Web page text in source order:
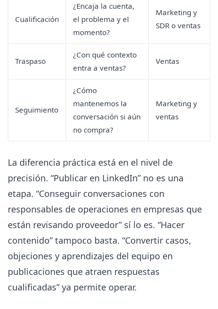
Cualificación
¿Encaja la cuenta,
el problema y el
momento?
Marketing y
SDR o ventas
Traspaso
¿Con qué contexto
entra a ventas?
Ventas
Seguimiento
¿Cómo
mantenemos la
conversación si aún
no compra?
Marketing y
ventas
La diferencia práctica está en el nivel de
precisión. “Publicar en LinkedIn” no es una
etapa. “Conseguir conversaciones con
responsables de operaciones en empresas que
están revisando proveedor” sí lo es. “Hacer
contenido” tampoco basta. “Convertir casos,
objeciones y aprendizajes del equipo en
publicaciones que atraen respuestas
cualificadas” ya permite operar.